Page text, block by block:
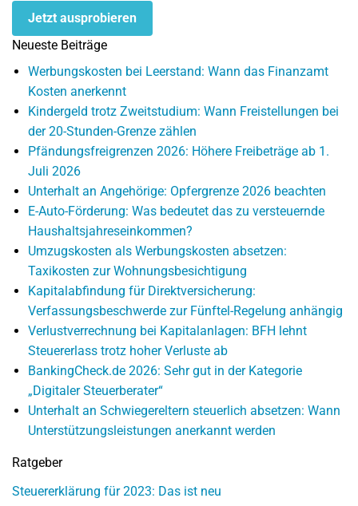
Jetzt ausprobieren
Neueste Beiträge
Werbungskosten bei Leerstand: Wann das Finanzamt
Kosten anerkennt
Kindergeld trotz Zweitstudium: Wann Freistellungen bei
der 20-Stunden-Grenze zählen
Pfändungsfreigrenzen 2026: Höhere Freibeträge ab 1.
Juli 2026
Unterhalt an Angehörige: Opfergrenze 2026 beachten
E-Auto-Förderung: Was bedeutet das zu versteuernde
Haushaltsjahreseinkommen?
Umzugskosten als Werbungskosten absetzen:
Taxikosten zur Wohnungsbesichtigung
Kapitalabfindung für Direktversicherung:
Verfassungsbeschwerde zur Fünftel-Regelung anhängig
Verlustverrechnung bei Kapitalanlagen: BFH lehnt
Steuererlass trotz hoher Verluste ab
BankingCheck.de 2026: Sehr gut in der Kategorie
„Digitaler Steuerberater“
Unterhalt an Schwiegereltern steuerlich absetzen: Wann
Unterstützungsleistungen anerkannt werden
Ratgeber
Steuererklärung für 2023: Das ist neu